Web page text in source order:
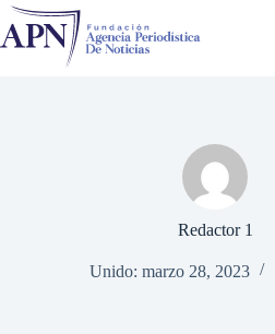
Saltar
al
contenido
Redactor 1
Unido: marzo 28, 2023